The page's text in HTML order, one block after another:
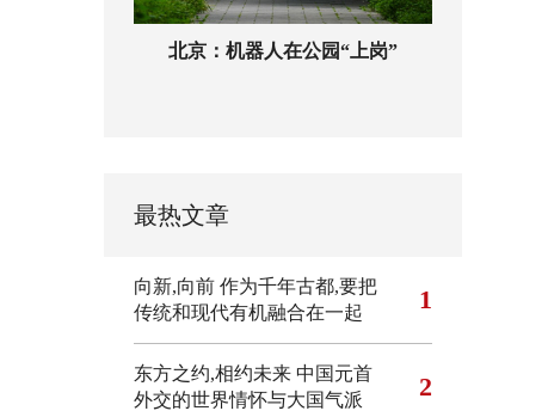
北京：机器人在公园“上岗”
最热文章
向新,向前 作为千年古都,要把
传统和现代有机融合在一起
1
东方之约,相约未来 中国元首
外交的世界情怀与大国气派
2